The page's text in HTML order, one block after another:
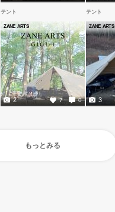
テント
ZANE ARTS
7 0
2
テント
ZANE ARTS
3
もっとみる